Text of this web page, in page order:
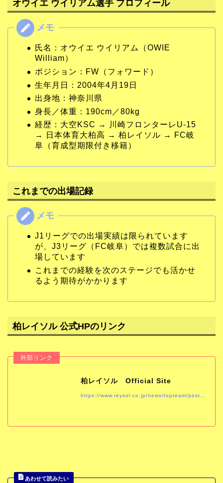
オウイエ ウイリアム選手 プロフィール
氏名：オウイエ ウイリアム（OWIE
William）
ポジション：FW（フォワード）
生年月日：2004年4月19日
出身地：神奈川県
身長／体重：190cm／80kg
経歴：大空KSC → 川崎フロンターレU-15
→ 日本体育大柏高 → 柏レイソル → FC岐
阜（育成型期限付き移籍）
これまでの出場記録
J1リーグでの出場実績は限られています
が、J3リーグ（FC岐阜）では複数試合に出
場しています
これまでの経験を次のステージでも活かせ
るよう期待がかかります
柏レイソル 公式HPのリンク
柏レイソル Official Site